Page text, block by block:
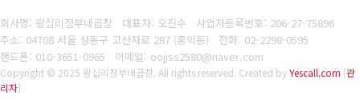
회사명: 왕십리정부네곱창 대표자: 오진수 사업자등록번호: 206-27-75896
주소: 04708 서울 성동구 고산자로 287 (홍익동) 전화: 02-2298-0595
핸드폰: 010-3651-0965
이메일: oojjss2580@naver.com
Copyright © 2025 왕십리정부네곱창. All rights reserved. Created byYescall.com [관
리자]